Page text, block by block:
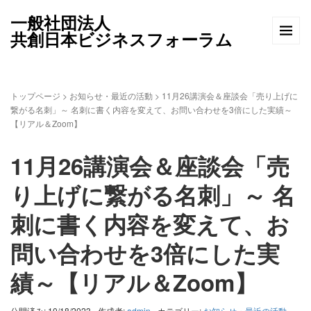
一般社団法人
共創日本ビジネスフォーラム
トップページ > お知らせ・最近の活動 > 11月26講演会＆座談会「売り上げに
繋がる名刺」～ 名刺に書く内容を変えて、お問い合わせを3倍にした実績～
【リアル＆Zoom】
11月26講演会＆座談会「売
り上げに繋がる名刺」～ 名
刺に書く内容を変えて、お
問い合わせを3倍にした実
績～【リアル＆Zoom】